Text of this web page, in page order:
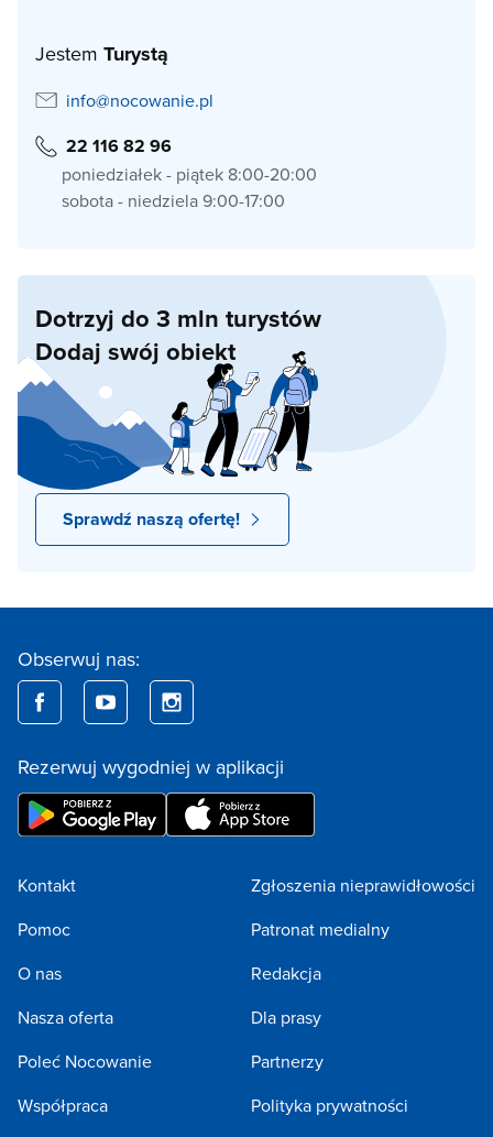
Jestem Turystą
info@nocowanie.pl
22 116 82 96
poniedziałek - piątek 8:00-20:00
sobota - niedziela 9:00-17:00
Dotrzyj do 3 mln turystów
Dodaj swój obiekt
Sprawdź naszą ofertę!
Obserwuj nas:
Rezerwuj wygodniej w aplikacji
Kontakt
Pomoc
O nas
Nasza oferta
Poleć Nocowanie
Współpraca
Zgłoszenia nieprawidłowości
Patronat medialny
Redakcja
Dla prasy
Partnerzy
Polityka prywatności